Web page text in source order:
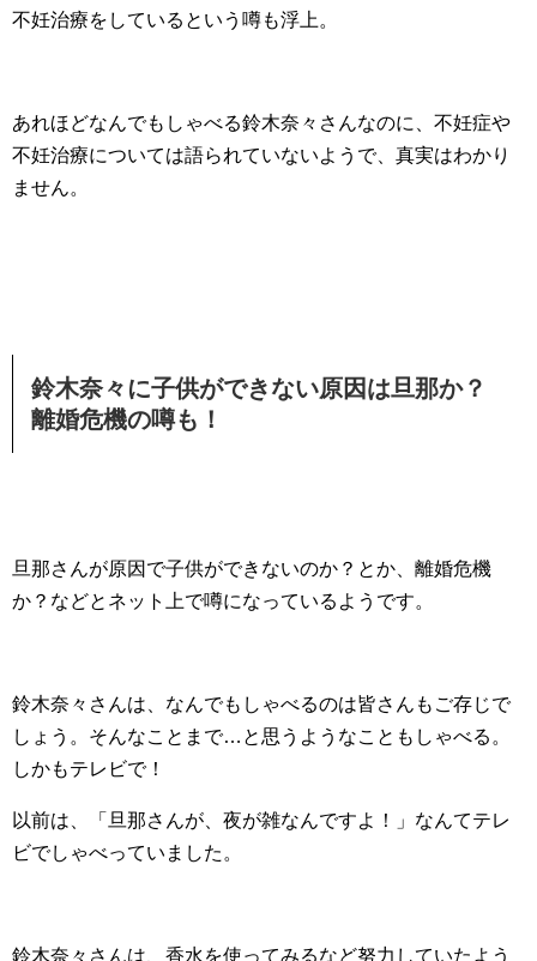
不妊治療をしているという噂も浮上。
あれほどなんでもしゃべる鈴木奈々さんなのに、不妊症や
不妊治療については語られていないようで、真実はわかり
ません。
鈴木奈々に子供ができない原因は旦那か？
離婚危機の噂も！
旦那さんが原因で子供ができないのか？とか、離婚危機
か？などとネット上で噂になっているようです。
鈴木奈々さんは、なんでもしゃべるのは皆さんもご存じで
しょう。そんなことまで…と思うようなこともしゃべる。
しかもテレビで！
以前は、「旦那さんが、夜が雑なんですよ！」なんてテレ
ビでしゃべっていました。
鈴木奈々さんは、香水を使ってみるなど努力していたよう